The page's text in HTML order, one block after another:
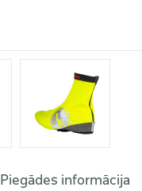
Piegādes informācija